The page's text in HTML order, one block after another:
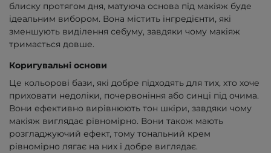
блиску протягом дня, матуюча основа під макіяж буде
ідеальним вибором. Вона містить інгредієнти, які
зменшують виділення себуму, завдяки чому макіяж
тримається довше.
Коригувальні основи
Це кольорові бази, які добре підходять для тих, хто хоче
приховати недоліки, почервоніння або синці під очима.
Вони ефективно вирівнюють тон шкіри, завдяки чому
макіяж виглядає рівномірно. Вони також мають
розгладжуючий ефект, тому тональний крем
рівномірно лягає на них і добре виглядає.